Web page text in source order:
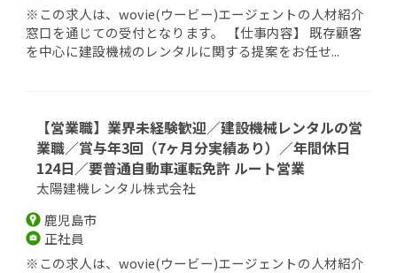
※この求人は、wovie(ウービー)エージェントの人材紹介
窓口を通じての受付となります。 【仕事内容】 既存顧客
を中心に建設機械のレンタルに関する提案をお任せ...
【営業職】業界未経験歓迎／建設機械レンタルの営
業職／賞与年3回（7ヶ月分実績あり）／年間休日
124日／要普通自動車運転免許 ルート営業
太陽建機レンタル株式会社
鹿児島市
正社員
※この求人は、wovie(ウービー)エージェントの人材紹介